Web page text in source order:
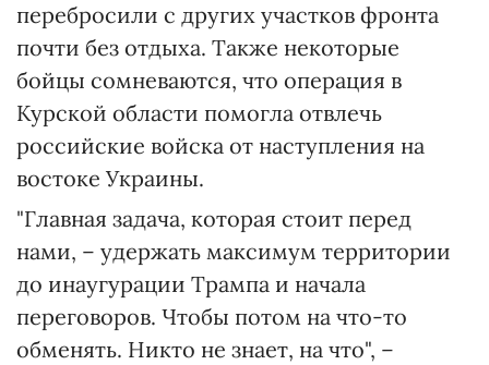
перебросили с других участков фронта
почти без отдыха. Также некоторые
бойцы сомневаются, что операция в
Курской области помогла отвлечь
российские войска от наступления на
востоке Украины.
"Главная задача, которая стоит перед
нами, – удержать максимум территории
до инаугурации Трампа и начала
переговоров. Чтобы потом на что-то
обменять. Никто не знает, на что", –